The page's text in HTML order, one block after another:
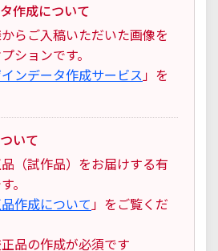
作成について
らご入稿いただいた画像を
ションです。
ンデータ作成サービス」を
いて
（試作品）をお届けする有
。
作成について」をご覧くだ
品の作成が必須です